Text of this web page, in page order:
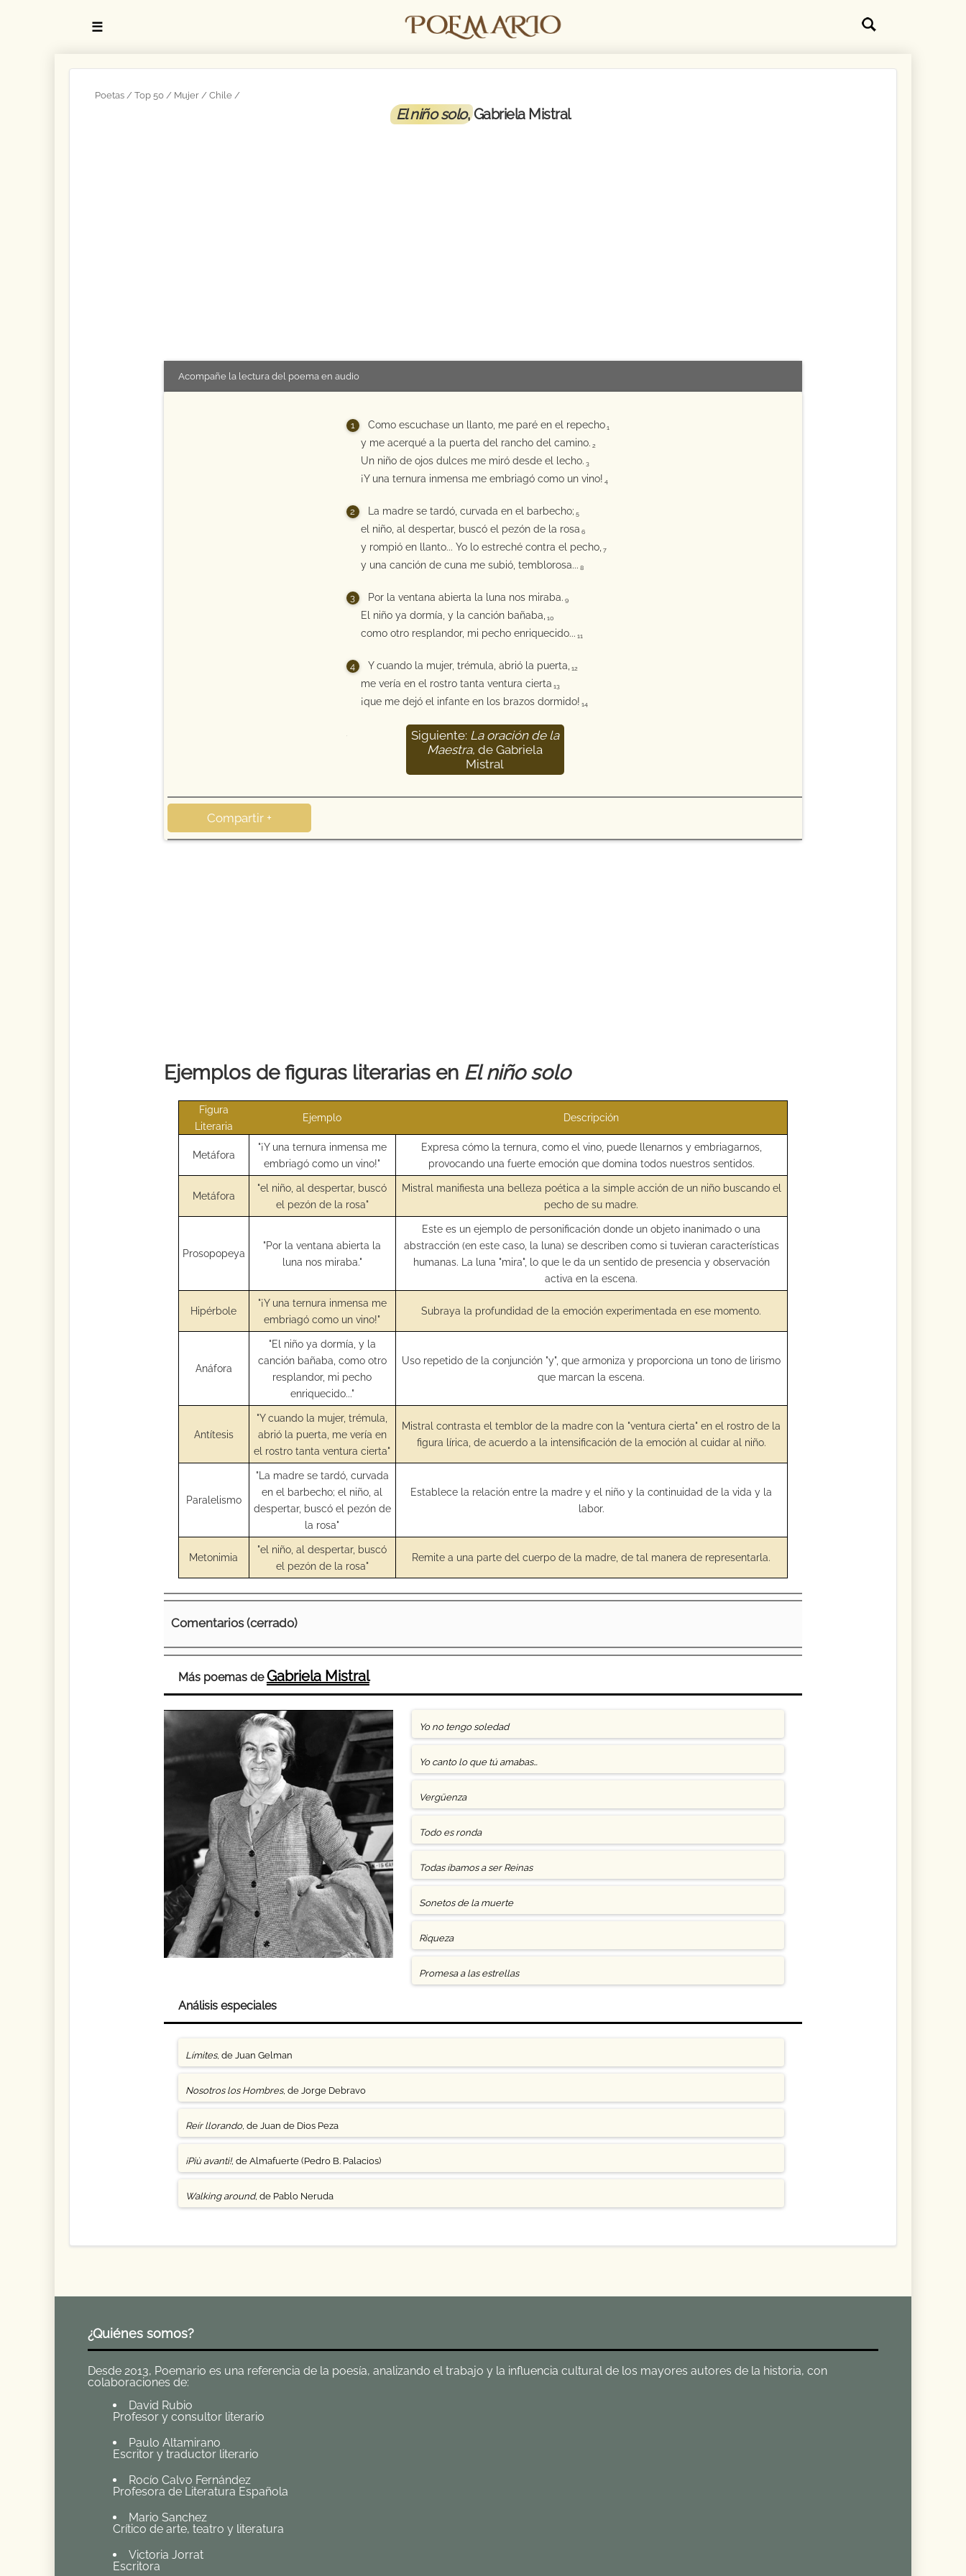
☰
Poetas Top 50 Mujer Chile
El niño solo, Gabriela Mistral
Acompañe la lectura del poema en audio
Como escuchase un llanto, me paré en el repecho 1
y me acerqué a la puerta del rancho del camino. 2
Un niño de ojos dulces me miró desde el lecho. 3
¡Y una ternura inmensa me embriagó como un vino! 4
La madre se tardó, curvada en el barbecho; 5
el niño, al despertar, buscó el pezón de la rosa 6
y rompió en llanto... Yo lo estreché contra el pecho, 7
y una canción de cuna me subió, temblorosa... 8
Por la ventana abierta la luna nos miraba. 9
El niño ya dormía, y la canción bañaba, 10
como otro resplandor, mi pecho enriquecido... 11
Y cuando la mujer, trémula, abrió la puerta, 12
me vería en el rostro tanta ventura cierta 13
¡que me dejó el infante en los brazos dormido! 14
Siguiente: La oración de la
Maestra, de Gabriela
Mistral
Compartir +
Ejemplos de figuras literarias en El niño solo
Figura
Literaria
Ejemplo Descripción
Metáfora
"¡Y una ternura inmensa me
embriagó como un vino!"
Expresa cómo la ternura, como el vino, puede llenarnos y embriagarnos,
provocando una fuerte emoción que domina todos nuestros sentidos.
Metáfora
"el niño, al despertar, buscó
el pezón de la rosa"
Mistral manifiesta una belleza poética a la simple acción de un niño buscando el
pecho de su madre.
Prosopopeya
"Por la ventana abierta la
luna nos miraba."
Este es un ejemplo de personificación donde un objeto inanimado o una
abstracción (en este caso, la luna) se describen como si tuvieran características
humanas. La luna "mira", lo que le da un sentido de presencia y observación
activa en la escena.
Hipérbole
"¡Y una ternura inmensa me
embriagó como un vino!"
Subraya la profundidad de la emoción experimentada en ese momento.
Anáfora
"El niño ya dormía, y la
canción bañaba, como otro
resplandor, mi pecho
enriquecido..."
Uso repetido de la conjunción "y", que armoniza y proporciona un tono de lirismo
que marcan la escena.
Antítesis
"Y cuando la mujer, trémula,
abrió la puerta, me vería en
el rostro tanta ventura cierta"
Mistral contrasta el temblor de la madre con la "ventura cierta" en el rostro de la
figura lírica, de acuerdo a la intensificación de la emoción al cuidar al niño.
Paralelismo
"La madre se tardó, curvada
en el barbecho; el niño, al
despertar, buscó el pezón de
la rosa"
Establece la relación entre la madre y el niño y la continuidad de la vida y la
labor.
Metonimia
"el niño, al despertar, buscó
el pezón de la rosa"
Remite a una parte del cuerpo de la madre, de tal manera de representarla.
Comentarios (cerrado)
Más poemas deGabriela Mistral
Yo no tengo soledad
Yo canto lo que tú amabas…
Vergüenza
Todo es ronda
Todas íbamos a ser Reinas
Sonetos de la muerte
Riqueza
Promesa a las estrellas
Análisis especiales
Límites, de Juan Gelman
Nosotros los Hombres, de Jorge Debravo
Reír llorando, de Juan de Dios Peza
¡Più avanti!, de Almafuerte (Pedro B. Palacios)
Walking around, de Pablo Neruda
¿Quiénes somos?
Desde 2013, Poemario es una referencia de la poesía, analizando el trabajo y la influencia cultural de los mayores autores de la historia, con
colaboraciones de:
David Rubio
Profesor y consultor literario
Paulo Altamirano
Escritor y traductor literario
Rocío Calvo Fernández
Profesora de Literatura Española
Mario Sanchez
Crítico de arte, teatro y literatura
Victoria Jorrat
Escritora